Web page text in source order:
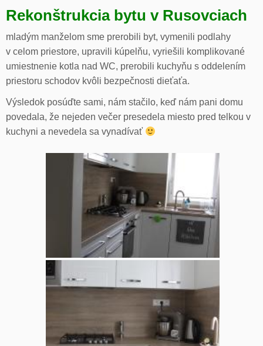
Rekonštrukcia bytu v Rusovciach
mladým manželom sme prerobili byt, vymenili podlahy
v celom priestore, upravili kúpelňu, vyriešili komplikované
umiestnenie kotla nad WC, prerobili kuchyňu s oddelením
priestoru schodov kvôli bezpečnosti dieťaťa.
Výsledok posúďte sami, nám stačilo, keď nám pani domu
povedala, že nejeden večer presedela miesto pred telkou v
kuchyni a nevedela sa vynadívať